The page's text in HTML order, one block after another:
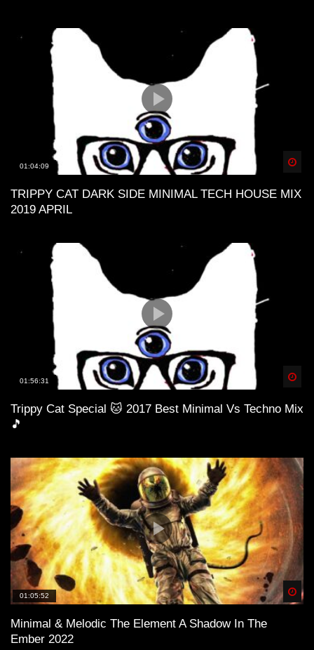
01:04:09
TRIPPY CAT DARK SIDE MINIMAL TECH HOUSE MIX
2019 APRIL
01:56:31
Trippy Cat Special 🐱 2017 Best Minimal Vs Techno Mix
🎵
01:05:52
Minimal & Melodic The Element A Shadow In The
Ember 2022